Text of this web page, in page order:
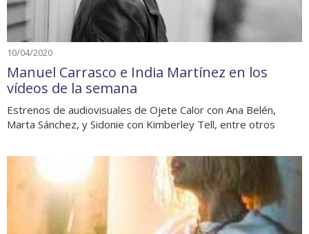
10/04/2020
Manuel Carrasco e India Martínez en los
vídeos de la semana
Estrenos de audiovisuales de Ojete Calor con Ana Belén,
Marta Sánchez, y Sidonie con Kimberley Tell, entre otros